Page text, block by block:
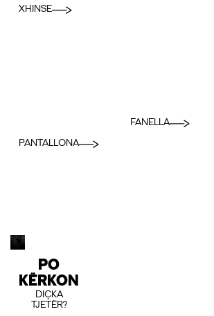
XHINSE
PANTALLONA
FANELLA
PO
KËRKON
DIÇKA
TJETËR?